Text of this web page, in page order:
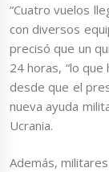
“Cuatro vuelos
con diversos
precisó que un
24 horas, “lo que
desde que el
nueva ayuda
Ucrania.
Además,